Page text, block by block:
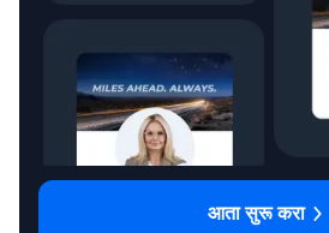
आता सुरू करा